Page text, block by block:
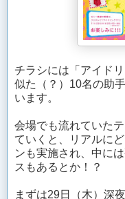
チラシには「アイド
似た（？）10名の助
います。
会場でも流れていた
ていくと、リアルに
ンも実施され、中に
スもあるとか！？
まずは29日（木）深